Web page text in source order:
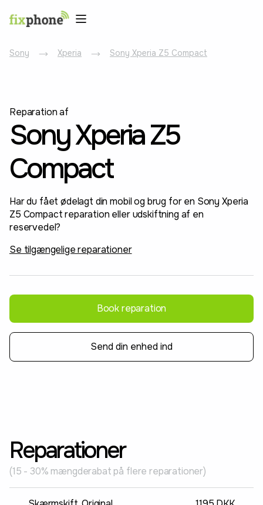
Sony Xperia Sony Xperia Z5 Compact
Reparation af
Sony Xperia Z5
Compact
Har du fået ødelagt din mobil og brug for en Sony Xperia
Z5 Compact reparation eller udskiftning af en
reservedel?
Se tilgængelige reparationer
Book reparation
Send din enhed ind
Reparationer
(15 - 30% mængderabat på flere reparationer)